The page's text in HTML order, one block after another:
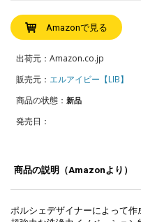
Amazonで見る
出荷元：Amazon.co.jp
販売元： エルアイビー【LIB】
商品の状態： 新品
発売日：
商品の説明（Amazonより）
ポルシェデザイナーによって